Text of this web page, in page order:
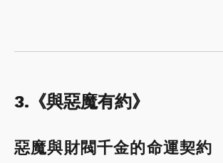
3.《與惡魔有約》
惡魔與財閥千金的命運契約